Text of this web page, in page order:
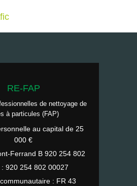
RE-FAP
de nettoyage de
à particules (FAP)
au capital de 25
000 €
Ferrand B 920 254 802
: 920 254 802 00027
: FR 43